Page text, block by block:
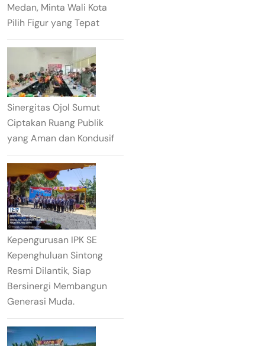
Medan, Minta Wali Kota
Pilih Figur yang Tepat
Sinergitas Ojol Sumut
Ciptakan Ruang Publik
yang Aman dan Kondusif
Kepengurusan IPK SE
Kepenghuluan Sintong
Resmi Dilantik, Siap
Bersinergi Membangun
Generasi Muda.